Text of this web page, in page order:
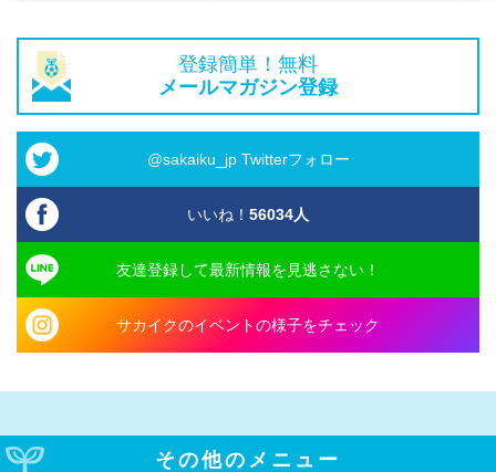
登録簡単！無料
メールマガジン登録
@sakaiku_jp Twitterフォロー
いいね！ 56034人
友達登録して最新情報を見逃さない！
サカイクのイベントの様子をチェック
その他のメニュー